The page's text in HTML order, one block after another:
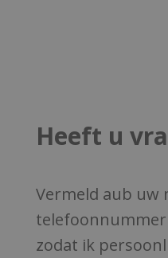
Heeft u
Vermeld aub uw
zodat ik